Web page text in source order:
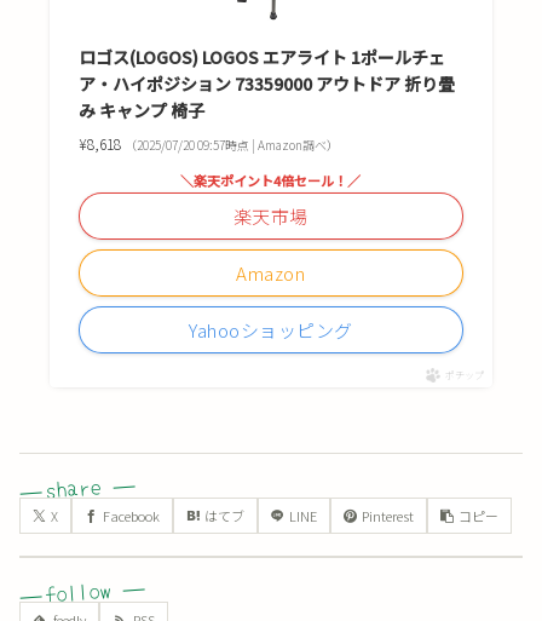
ロゴス(LOGOS) LOGOS エアライト 1ポールチェ
ア・ハイポジション 73359000 アウトドア 折り畳
み キャンプ 椅子
¥8,618 （2025/07/20 09:57時点 | Amazon調べ）
Amazon
＼楽天ポイント4倍セール！／
楽天市場
Yahooショッピング
ポチップ
X Facebook はてブ LINE Pinterest コピー